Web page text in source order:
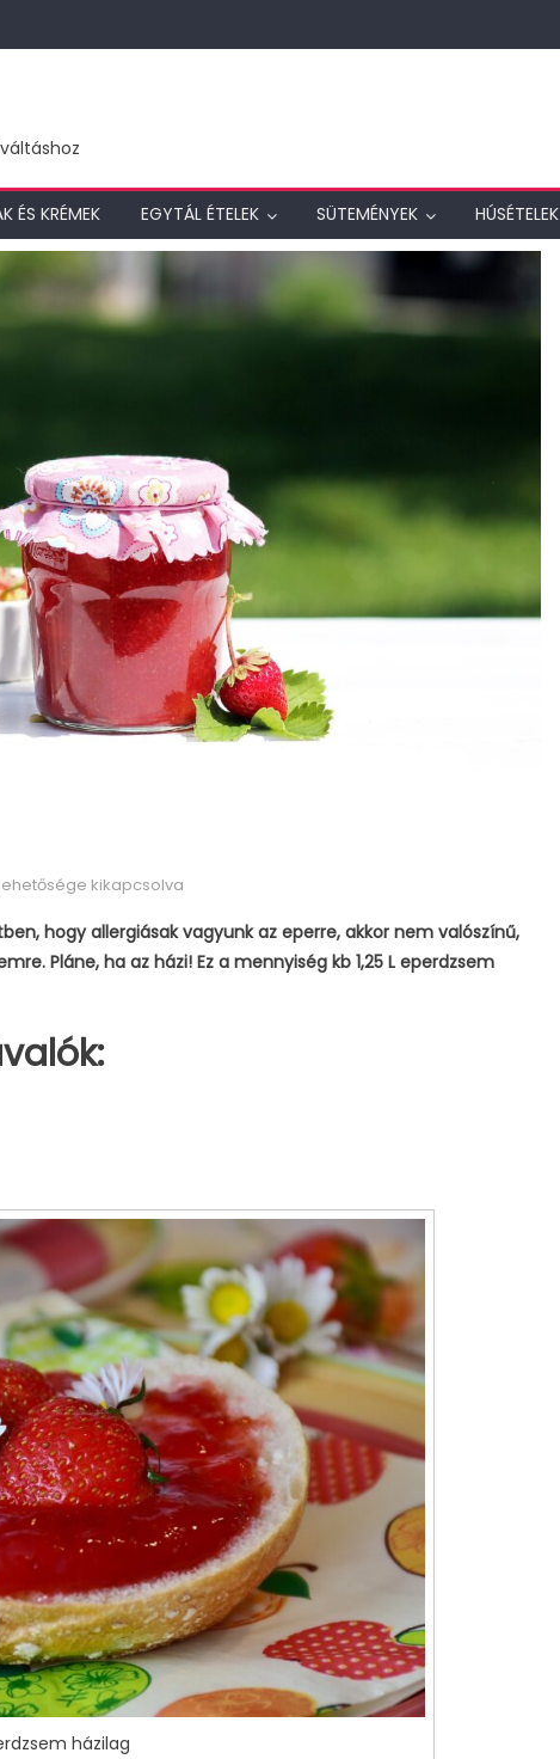
ÉS KRÉMEK EGYTÁL ÉTELEK SÜTEMÉNYEK HÚSÉTELEK
kikapcsolva
hogy allergiásak vagyunk az eperre, akkor nem valószínű,
Pláne, ha az házi! Ez a mennyiség kb 1,25 L eperdzsem
házilag